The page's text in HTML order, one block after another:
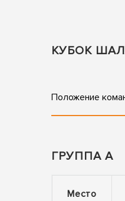
КУБОК
Положение
ГРУППА А
Место